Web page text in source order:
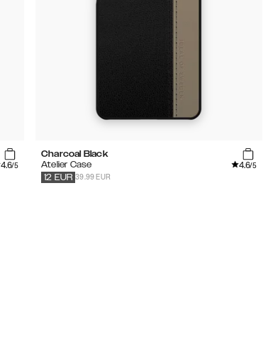
4.6/5
Charcoal Black
Atelier Case
4.6/5
39.99 EUR
12 EUR